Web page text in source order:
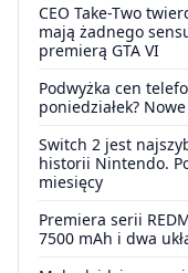
CEO Take-Two
mają żadnego
premierą GTA VI
Podwyżka cen
poniedziałek?
Switch 2 jest
historii Nintendo.
miesięcy
Premiera serii
7500 mAh i dwa